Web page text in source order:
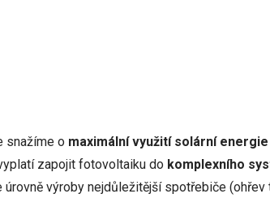
snažíme o maximální využití solární energie
zapojit fotovoltaiku do komplexního
úrovně výroby nejdůležitější spotřebiče (ohřev